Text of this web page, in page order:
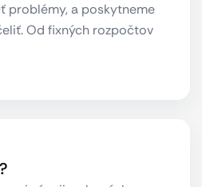
problémy, a poskytneme
Od fixných rozpočtov